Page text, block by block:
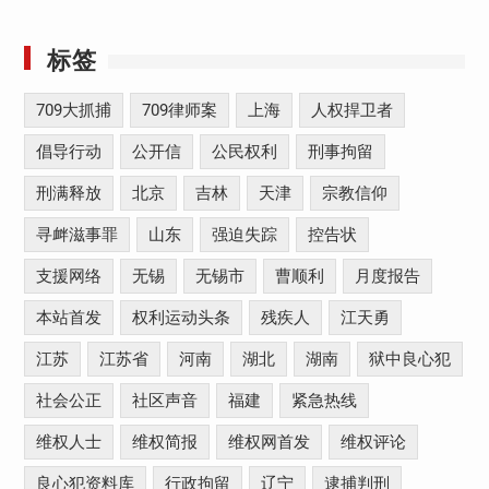
标签
709大抓捕 709律师案 上海 人权捍卫者
倡导行动 公开信 公民权利 刑事拘留
刑满释放 北京 吉林 天津 宗教信仰
寻衅滋事罪 山东 强迫失踪 控告状
支援网络 无锡 无锡市 曹顺利 月度报告
本站首发 权利运动头条 残疾人 江天勇
江苏 江苏省 河南 湖北 湖南 狱中良心犯
社会公正 社区声音 福建 紧急热线
维权人士 维权简报 维权网首发 维权评论
良心犯资料库 行政拘留 辽宁 逮捕判刑